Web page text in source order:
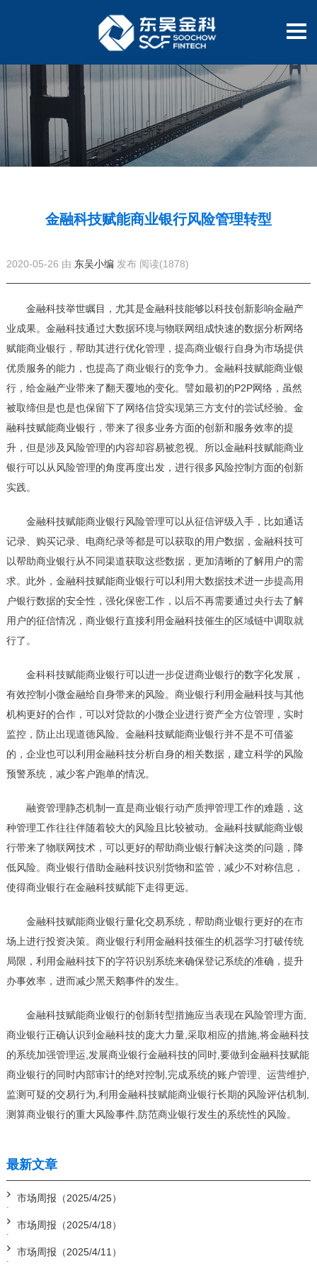
金融科技赋能商业银行风险管理转型
2020-05-26 由 东吴小编 发布 阅读(1878)
金融科技举世瞩目，尤其是金融科技能够以科技创新影响金融产
业成果。金融科技通过大数据环境与物联网组成快速的数据分析网络
赋能商业银行，帮助其进行优化管理，提高商业银行自身为市场提供
优质服务的能力，也提高了商业银行的竞争力。金融科技赋能商业银
行，给金融产业带来了翻天覆地的变化。譬如最初的P2P网络，虽然
被取缔但是也是也保留下了网络信贷实现第三方支付的尝试经验。 金
融科技赋能商业银行，带来了很多业务方面的创新和服务效率的提
升，但是涉及风险管理的内容却容易被忽视。所以金融科技赋能商业
银行可以从风险管理的角度再度出发，进行很多风险控制方面的创新
实践。
金融科技赋能商业银行风险管理可以从征信评级入手，比如通话
记录、购买记录、电商纪录等都是可以获取的用户数据，金融科技可
以帮助商业银行从不同渠道获取这些数据，更加清晰的了解用户的需
求。此外，金融科技赋能商业银行可以利用大数据技术进一步提高用
户银行数据的安全性，强化保密工作，以后不再需要通过央行去了解
用户的征信情况，商业银行直接利用金融科技催生的区域链中调取就
行了。
金科科技赋能商业银行可以进一步促进商业银行的数字化发展，
有效控制小微金融给自身带来的风险。商业银行利用金融科技与其他
机构更好的合作，可以对贷款的小微企业进行资产全方位管理，实时
监控，防止出现道德风险。金融科技赋能商业银行并不是不可借鉴
的，企业也可以利用金融科技分析自身的相关数据，建立科学的风险
预警系统，减少客户跑单的情况。
融资管理静态机制一直是商业银行动产质押管理工作的难题，这
种管理工作往往伴随着较大的风险且比较被动。金融科技赋能商业银
行带来了物联网技术，可以更好的帮助商业银行解决这类的问题，降
低风险。商业银行借助金融科技识别货物和监管，减少不对称信息，
使得商业银行在金融科技赋能下走得更远。
金融科技赋能商业银行量化交易系统，帮助商业银行更好的在市
场上进行投资决策。商业银行利用金融科技催生的机器学习打破传统
局限，利用金融科技下的字符识别系统来确保登记系统的准确，提升
办事效率，进而减少黑天鹅事件的发生。
金融科技赋能商业银行的创新转型措施应当表现在风险管理方面,
商业银行正确认识到金融科技的庞大力量,采取相应的措施,将金融科技
的系统加强管理运,发展商业银行金融科技的同时,要做到金融科技赋能
商业银行的同时内部审计的绝对控制,完成系统的账户管理、运营维护,
监测可疑的交易行为,利用金融科技赋能商业银行长期的风险评估机制,
测算商业银行的重大风险事件,防范商业银行发生的系统性的风险。
最新文章
市场周报（2025/4/25）
市场周报（2025/4/18）
市场周报（2025/4/11）